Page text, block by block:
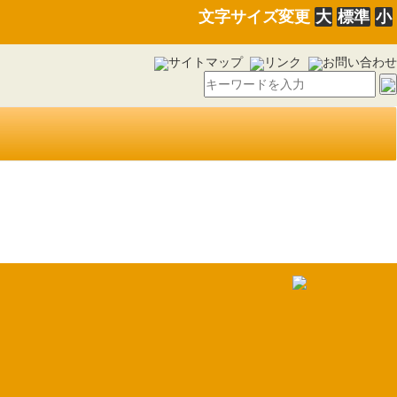
文字サイズ変更 大 標準 小
サイトマップ リンク お問い合わせ